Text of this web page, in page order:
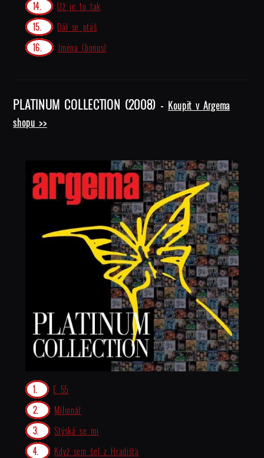
Už je to tak
Dál se ptáš
Jména (bonus)
PLATINUM COLLECTION (2008) - Koupit v Argema
shopu >>
E 55
Milionář
Stýská se mi
Když sem šel z Hradišťa